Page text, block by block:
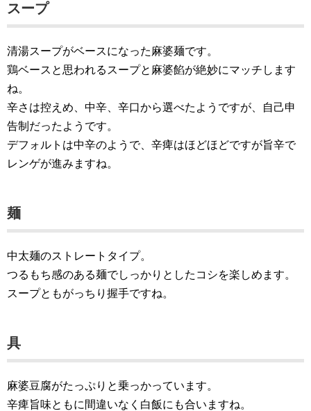
スープ
清湯スープがベースになった麻婆麺です。
鶏ベースと思われるスープと麻婆餡が絶妙にマッチします
ね。
辛さは控えめ、中辛、辛口から選べたようですが、自己申
告制だったようです。
デフォルトは中辛のようで、辛痺はほどほどですが旨辛で
レンゲが進みますね。
麺
中太麺のストレートタイプ。
つるもち感のある麺でしっかりとしたコシを楽しめます。
スープともがっちり握手ですね。
具
麻婆豆腐がたっぷりと乗っかっています。
辛痺旨味ともに間違いなく白飯にも合いますね。